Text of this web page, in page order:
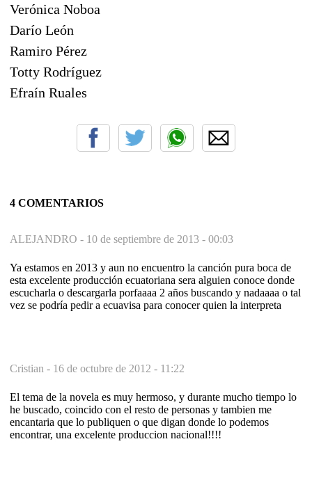
Verónica Noboa
Darío León
Ramiro Pérez
Totty Rodríguez
Efraín Ruales
4 COMENTARIOS
ALEJANDRO - 10 de septiembre de 2013 - 00:03
Ya estamos en 2013 y aun no encuentro la canción pura boca de
esta excelente producción ecuatoriana sera alguien conoce donde
escucharla o descargarla porfaaaa 2 años buscando y nadaaaa o tal
vez se podría pedir a ecuavisa para conocer quien la interpreta
Cristian - 16 de octubre de 2012 - 11:22
El tema de la novela es muy hermoso, y durante mucho tiempo lo
he buscado, coincido con el resto de personas y tambien me
encantaria que lo publiquen o que digan donde lo podemos
encontrar, una excelente produccion nacional!!!!